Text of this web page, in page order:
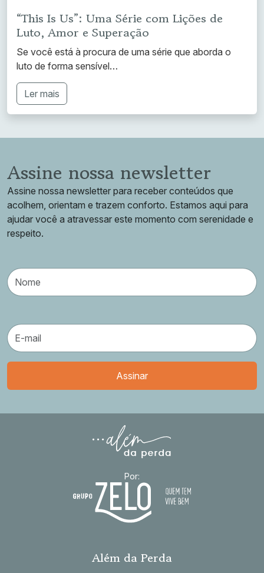
“This Is Us”: Uma Série com Lições de
Luto, Amor e Superação
Se você está à procura de uma série que aborda o
luto de forma sensível…
Ler mais
Assine nossa newsletter
Assine nossa newsletter para receber conteúdos que
acolhem, orientam e trazem conforto. Estamos aqui para
ajudar você a atravessar este momento com serenidade e
respeito.
Por:
Além da Perda